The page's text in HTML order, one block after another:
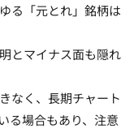
る「元とれ」銘柄は
とマイナス面も隠れ
なく、長期チャート
る場合もあり、注意